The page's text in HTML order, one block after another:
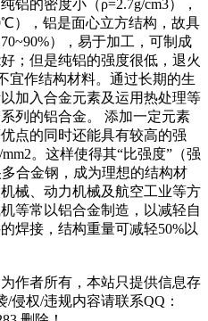
铝的密度小（ρ=2.7g/cm3），
），铝是面心立方结构，故具
），易于加工，可制成
；但是纯铝的强度很低，退火
宜作结构材料。通过长期的生
加入合金元素及运用热处理等
列的铝合金。 添加一定元素
点的同时还能具有较高的强
。这样使得其“比强度”（强
合金钢，成为理想的结构材
械、动力机械及航空工业等方
等常以铝合金制造，以减轻自
焊接，结构重量可减轻50%以
作者所有，本站只提供信息存
侵权/违规内容请联系QQ：